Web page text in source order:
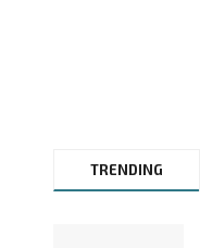
TRENDING